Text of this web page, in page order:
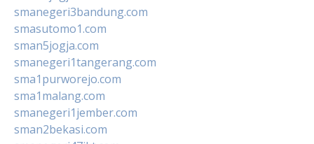
smanegeri3bandung.com
smasutomo1.com
sman5jogja.com
smanegeri1tangerang.com
sma1purworejo.com
sma1malang.com
smanegeri1jember.com
sman2bekasi.com